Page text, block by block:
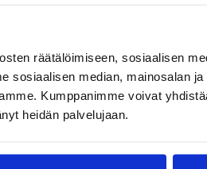
räätälöimiseen, sosiaalisen
sosiaalisen median, mainosalan
Kumppanimme voivat
heidän palvelujaan.